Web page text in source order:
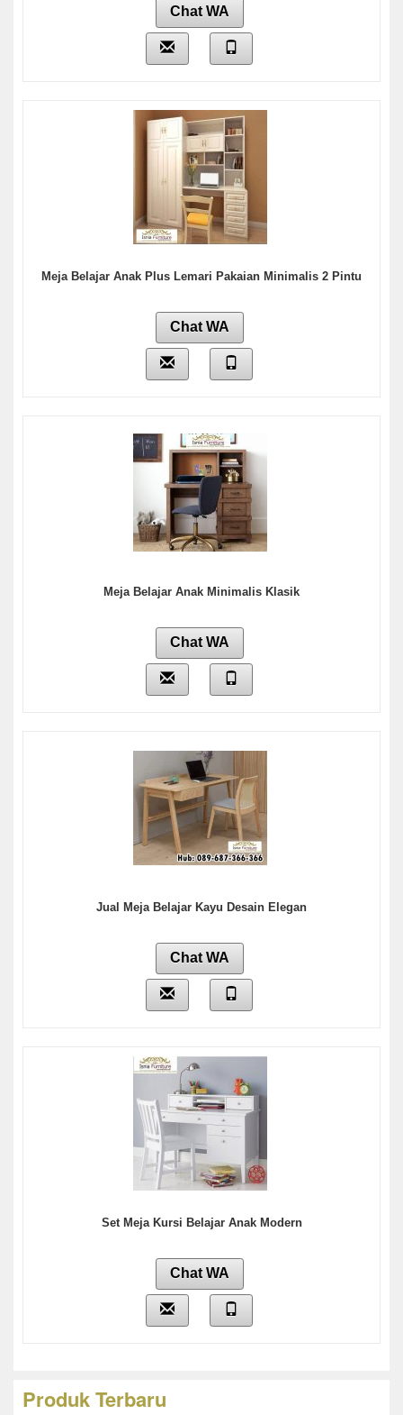
Chat WA
Meja Belajar Anak Plus Lemari Pakaian Minimalis 2 Pintu
Chat WA
Meja Belajar Anak Minimalis Klasik
Chat WA
Jual Meja Belajar Kayu Desain Elegan
Chat WA
Set Meja Kursi Belajar Anak Modern
Chat WA
Produk Terbaru